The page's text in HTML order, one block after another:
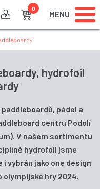
MENU
0
hydrofoil
pádel a
centru Podolí
V našem sortimentu
hydrofoil jsme
vybrán jako one design
hry 2024.